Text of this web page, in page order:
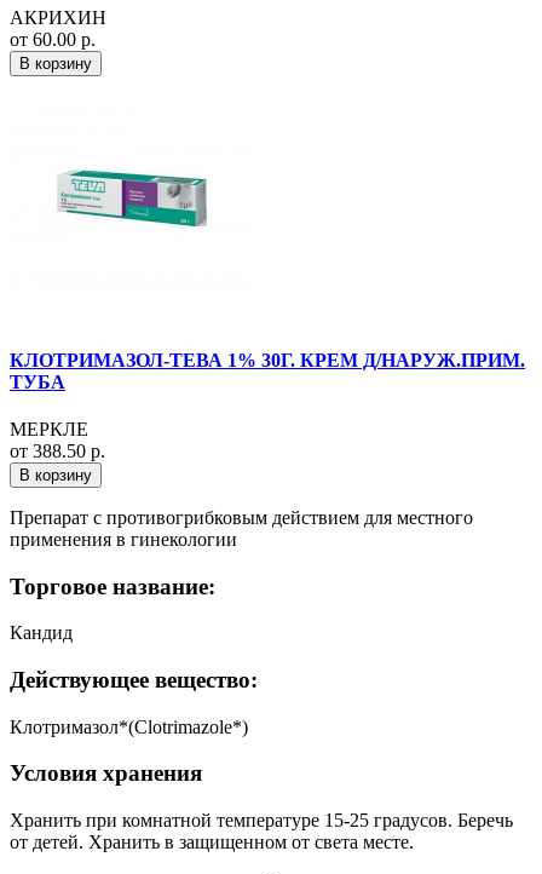
АКРИХИН
от 60.00 р.
В корзину
КЛОТРИМАЗОЛ-ТЕВА 1% 30Г. КРЕМ Д/НАРУЖ.ПРИМ.
ТУБА
МЕРКЛЕ
от 388.50 р.
В корзину
Препарат с противогрибковым действием для местного
применения в гинекологии
Торговое название:
Кандид
Действующее вещество:
Клотримазол*(Clotrimazole*)
Условия хранения
Хранить при комнатной температуре 15-25 градусов. Беречь
от детей. Хранить в защищенном от света месте.